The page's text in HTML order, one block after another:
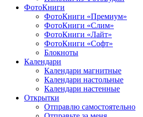
ФотоКниги
ФотоКниги «Премиум»
ФотоКниги «Слим»
ФотоКниги «Лайт»
ФотоКниги «Софт»
Блокноты
Календари
Календари магнитные
Календари настольные
Календари настенные
Открытки
Отправлю самостоятельно